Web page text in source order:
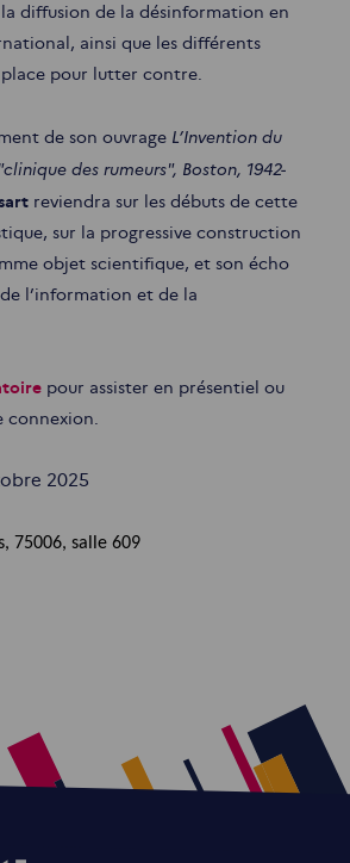
diffusion de la désinformation en
ainsi que les différents
pour lutter contre.
de son ouvrage L’Invention du
des rumeurs", Boston, 1942-
reviendra sur les débuts de cette
sur la progressive construction
objet scientifique, et son écho
l’information et de la
pour assister en présentiel ou
connexion.
2025
75006, salle 609